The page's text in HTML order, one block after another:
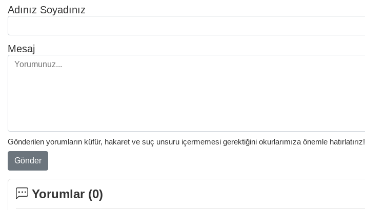
Adınız Soyadınız
Mesaj
Gönderilen yorumların küfür, hakaret ve suç unsuru içermemesi gerektiğini okurlarımıza önemle hatırlatırız!
Gönder
Yorumlar (0)